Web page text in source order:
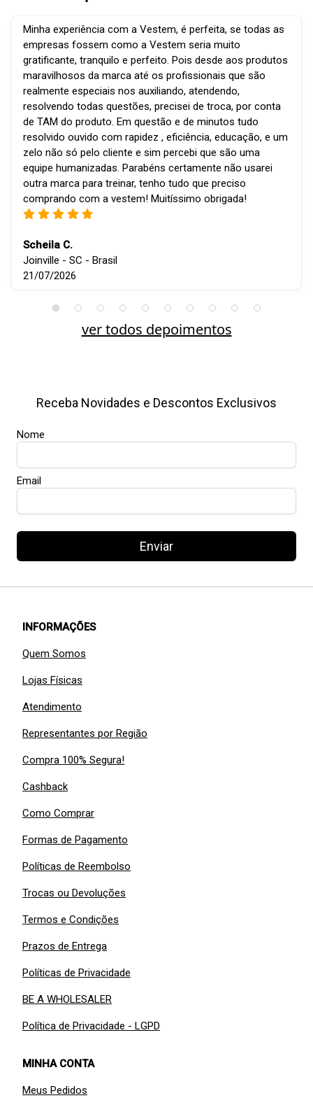
Minha experiência com a Vestem, é perfeita, se todas as
empresas fossem como a Vestem seria muito
gratificante, tranquilo e perfeito. Pois desde aos produtos
maravilhosos da marca até os profissionais que são
realmente especiais nos auxiliando, atendendo,
resolvendo todas questões, precisei de troca, por conta
de TAM do produto. Em questão e de minutos tudo
resolvido ouvido com rapidez , eficiência, educação, e um
zelo não só pelo cliente e sim percebi que são uma
equipe humanizadas. Parabéns certamente não usarei
outra marca para treinar, tenho tudo que preciso
comprando com a vestem! Muitíssimo obrigada!
Scheila C.
Joinville - SC - Brasil
21/07/2026
ver todos depoimentos
Receba Novidades e Descontos Exclusivos
Nome
Email
Enviar
INFORMAÇÕES
Quem Somos
Lojas Físicas
Atendimento
Representantes por Região
Compra 100% Segura!
Cashback
Como Comprar
Formas de Pagamento
Políticas de Reembolso
Trocas ou Devoluções
Termos e Condições
Prazos de Entrega
Políticas de Privacidade
BE A WHOLESALER
Política de Privacidade - LGPD
MINHA CONTA
Meus Pedidos